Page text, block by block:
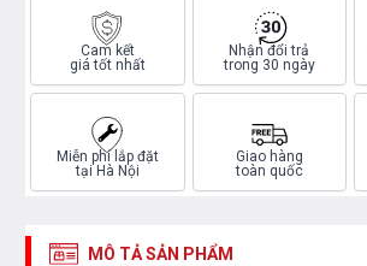
Cam kết
giá tốt nhất
Nhận đổi trả
trong 30 ngày
Miễn phí lắp đặt
tại Hà Nội
Giao hàng
toàn quốc
MÔ TẢ SẢN PHẨM